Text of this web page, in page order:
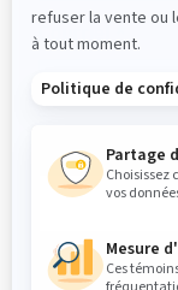
Courriel*
Téléphone*
Compagnie